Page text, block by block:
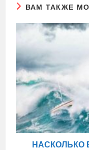
ВАМ ТАКЖЕ
НАСКОЛЬКО